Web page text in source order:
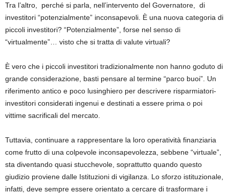
Tra l’altro, perché si parla, nell’intervento del Governatore,
di
investitori “potenzialmente” inconsapevoli. È una nuova categoria di
piccoli investitori? “Potenzialmente”, forse nel senso di
“virtualmente”… visto che si tratta di valute virtuali?
È vero che i piccoli investitori tradizionalmente non hanno goduto di
grande considerazione, basti pensare al termine “parco buoi”. Un
riferimento antico e poco lusinghiero per descrivere risparmiatori-
investitori considerati ingenui e destinati a essere prima o poi
vittime sacrificali del mercato.
Tuttavia, continuare a rappresentare la loro operatività finanziaria
come frutto di una colpevole inconsapevolezza, sebbene “virtuale”,
sta diventando quasi stucchevole, soprattutto quando questo
giudizio proviene dalle Istituzioni di vigilanza. Lo sforzo istituzionale,
infatti, deve sempre essere orientato a cercare di trasformare i